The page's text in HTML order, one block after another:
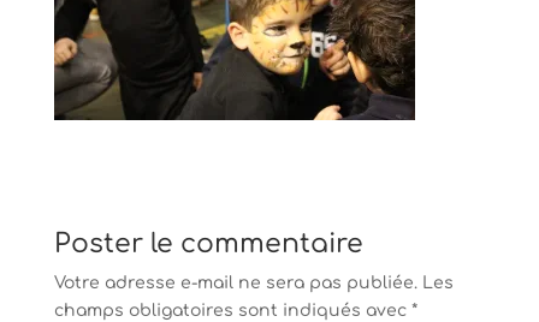
Poster le commentaire
Votre adresse e-mail ne sera pas publiée. Les
champs obligatoires sont indiqués avec *